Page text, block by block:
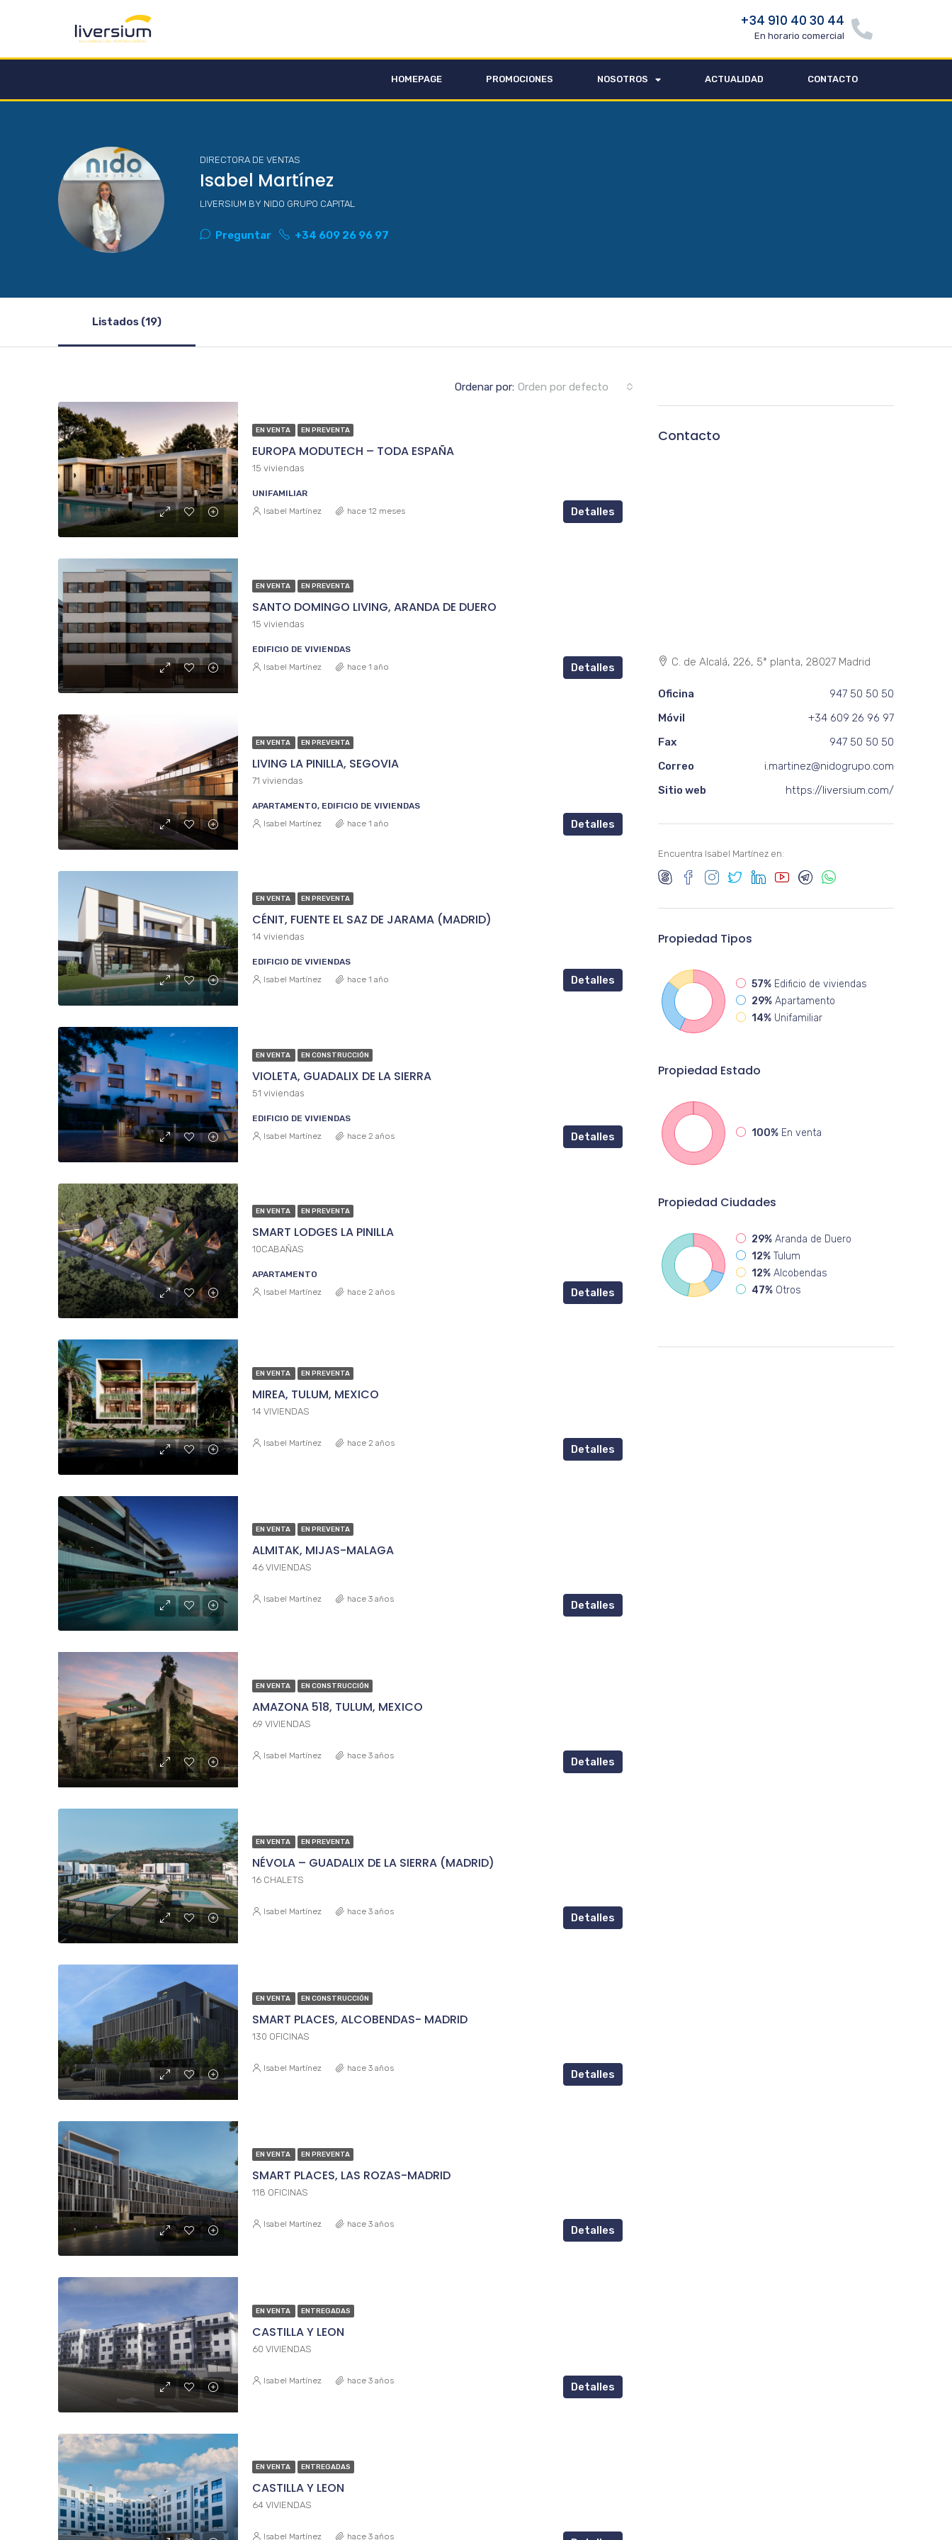
+34 910 40 30 44
En horario comercial
HOMEPAGE PROMOCIONES NOSOTROS ACTUALIDAD CONTACTO
DIRECTORA DE VENTAS
Isabel Martínez
LIVERSIUM BY NIDO GRUPO CAPITAL
Preguntar +34 609 26 96 97
Listados (19)
Ordenar por: Orden por defecto
EN VENTA EN PREVENTA
EUROPA MODUTECH – TODA ESPAÑA
15 viviendas
UNIFAMILIAR
Detalles
Isabel Martínez hace 12 meses
EN VENTA EN PREVENTA
SANTO DOMINGO LIVING, ARANDA DE DUERO
15 viviendas
EDIFICIO DE VIVIENDAS
Detalles
Isabel Martínez hace 1 año
EN VENTA EN PREVENTA
LIVING LA PINILLA, SEGOVIA
71 viviendas
APARTAMENTO, EDIFICIO DE VIVIENDAS
Detalles
Isabel Martínez hace 1 año
EN VENTA EN PREVENTA
CÉNIT, FUENTE EL SAZ DE JARAMA (MADRID)
14 viviendas
EDIFICIO DE VIVIENDAS
Detalles
Isabel Martínez hace 1 año
EN VENTA EN CONSTRUCCIÓN
VIOLETA, GUADALIX DE LA SIERRA
51 viviendas
EDIFICIO DE VIVIENDAS
Detalles
Isabel Martínez hace 2 años
EN VENTA EN PREVENTA
SMART LODGES LA PINILLA
10CABAÑAS
APARTAMENTO
Detalles
Isabel Martínez hace 2 años
EN VENTA EN PREVENTA
MIREA, TULUM, MEXICO
14 VIVIENDAS
Detalles
Isabel Martínez hace 2 años
EN VENTA EN PREVENTA
ALMITAK, MIJAS-MALAGA
46 VIVIENDAS
Detalles
Isabel Martínez hace 3 años
EN VENTA EN CONSTRUCCIÓN
AMAZONA 518, TULUM, MEXICO
69 VIVIENDAS
Detalles
Isabel Martínez hace 3 años
EN VENTA EN PREVENTA
NÉVOLA – GUADALIX DE LA SIERRA (MADRID)
16 CHALETS
Detalles
Isabel Martínez hace 3 años
EN VENTA EN CONSTRUCCIÓN
SMART PLACES, ALCOBENDAS- MADRID
130 OFICINAS
Detalles
Isabel Martínez hace 3 años
EN VENTA EN PREVENTA
SMART PLACES, LAS ROZAS-MADRID
118 OFICINAS
Detalles
Isabel Martínez hace 3 años
EN VENTA ENTREGADAS
CASTILLA Y LEON
60 VIVIENDAS
Detalles
Isabel Martínez hace 3 años
EN VENTA ENTREGADAS
CASTILLA Y LEON
64 VIVIENDAS
Isabel Martínez hace 3 años
Contacto
C. de Alcalá, 226, 5ª planta, 28027 Madrid
Oficina
947 50 50 50
Móvil
+34 609 26 96 97
Fax
947 50 50 50
Correo
i.martinez@nidogrupo.com
Sitio web
https://liversium.com/
Encuentra Isabel Martínez en:
Propiedad Tipos
57% Edificio de viviendas
29% Apartamento
14% Unifamiliar
Propiedad Estado
100% En venta
Propiedad Ciudades
29% Aranda de Duero
12% Tulum
12% Alcobendas
47% Otros